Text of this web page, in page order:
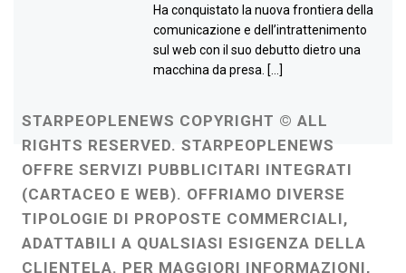
Ha conquistato la nuova frontiera della
comunicazione e dell’intrattenimento
sul web con il suo debutto dietro una
macchina da presa. […]
STARPEOPLENEWS COPYRIGHT © ALL
RIGHTS RESERVED. STARPEOPLENEWS
OFFRE SERVIZI PUBBLICITARI INTEGRATI
(CARTACEO E WEB). OFFRIAMO DIVERSE
TIPOLOGIE DI PROPOSTE COMMERCIALI,
ADATTABILI A QUALSIASI ESIGENZA DELLA
CLIENTELA. PER MAGGIORI INFORMAZIONI,